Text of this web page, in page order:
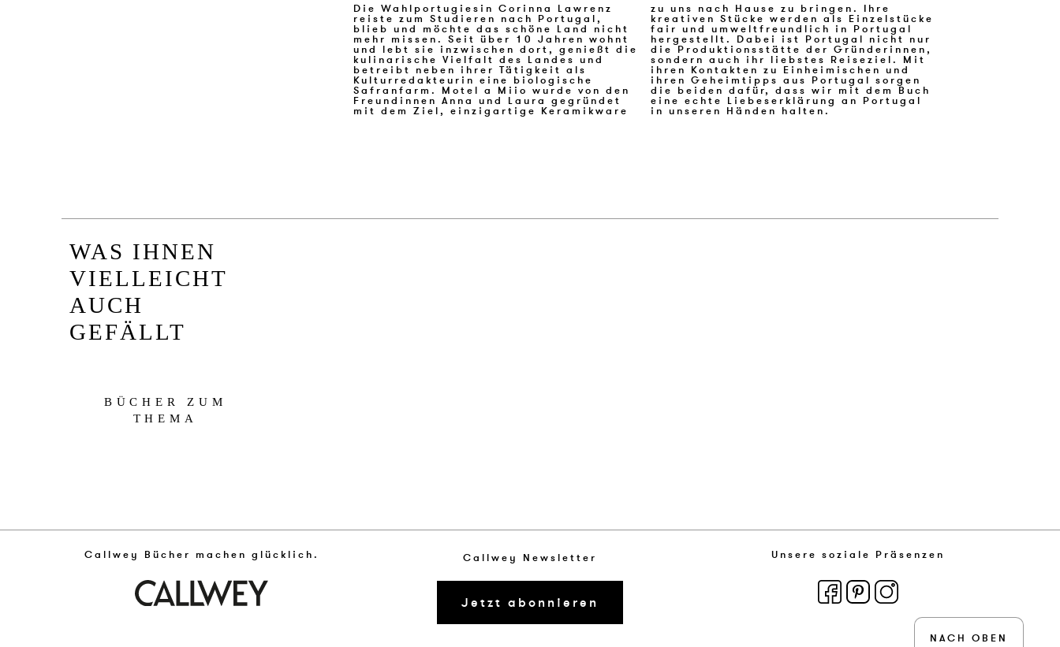
Die Wahlportugiesin Corinna Lawrenz
reiste zum Studieren nach Portugal,
blieb und möchte das schöne Land nicht
mehr missen. Seit über 10 Jahren wohnt
und lebt sie inzwischen dort, genießt die
kulinarische Vielfalt des Landes und
betreibt neben ihrer Tätigkeit als
Kulturredakteurin eine biologische
Safranfarm. Motel a Miio wurde von den
Freundinnen Anna und Laura gegründet
mit dem Ziel, einzigartige Keramikware
zu uns nach Hause zu bringen. Ihre
kreativen Stücke werden als Einzelstücke
fair und umweltfreundlich in Portugal
hergestellt. Dabei ist Portugal nicht nur
die Produktionsstätte der Gründerinnen,
sondern auch ihr liebstes Reiseziel. Mit
ihren Kontakten zu Einheimischen und
ihren Geheimtipps aus Portugal sorgen
die beiden dafür, dass wir mit dem Buch
eine echte Liebeserklärung an Portugal
in unseren Händen halten.
WAS IHNEN
VIELLEICHT
AUCH
GEFÄLLT
BÜCHER ZUM
THEMA
Callwey Bücher machen glücklich. Callwey Newsletter
Jetzt abonnieren
Unsere soziale Präsenzen
NACH OBEN